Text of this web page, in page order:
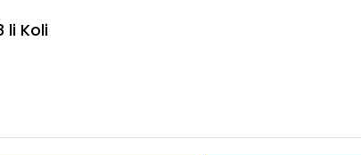
li Koli